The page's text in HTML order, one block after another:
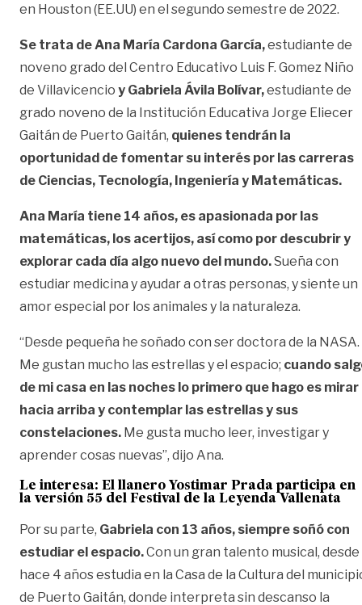
en Houston (EE.UU) en el segundo semestre de 2022.
Se trata de Ana María Cardona García,estudiante de
noveno grado del Centro Educativo Luis F. Gomez Niño
de Villavicencio y Gabriela Ávila Bolívar,estudiante de
grado noveno de la Institución Educativa Jorge Eliecer
Gaitán de Puerto Gaitán, quienes tendrán la
oportunidad de fomentar su interés por las carreras
de Ciencias, Tecnología, Ingeniería y Matemáticas.
Ana María tiene 14 años, es apasionada por las
matemáticas, los acertijos, así como por descubrir y
explorar cada día algo nuevo del mundo.Sueña con
estudiar medicina y ayudar a otras personas, y siente un
amor especial por los animales y la naturaleza.
“Desde pequeña he soñado con ser doctora de la NASA.
Me gustan mucho las estrellas y el espacio; cuando
de mi casa en las noches lo primero que hago es mirar
hacia arriba y contemplar las estrellas y sus
constelaciones. Me gusta mucho leer, investigar y
aprender cosas nuevas”, dijo Ana.
Le interesa: El llanero Yostimar Prada participa en
la versión 55 del Festival de la Leyenda Vallenata
Por su parte, Gabriela con 13 años, siempre soñó con
estudiar el espacio.Con un gran talento musical, desde
hace 4 años estudia en la Casa de la Cultura del
de Puerto Gaitán, donde interpreta sin descanso la